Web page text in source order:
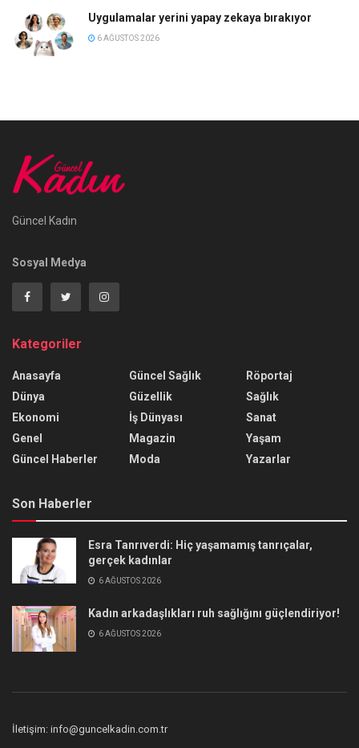
Uygulamalar yerini yapay zekaya bırakıyor
6 AĞUSTOS 2026
Güncel Kadın
Sosyal Medya
Kategoriler
Anasayfa
Dünya
Ekonomi
Genel
Güncel Haberler
Güncel Sağlık
Güzellik
İş Dünyası
Magazin
Moda
Röportaj
Sağlık
Sanat
Yaşam
Yazarlar
Son Haberler
Esra Tanrıverdi: Hiç yaşamamış tanrıçalar,
gerçek kadınlar
6 AĞUSTOS 2026
Kadın arkadaşlıkları ruh sağlığını güçlendiriyor!
6 AĞUSTOS 2026
İletişim: info@guncelkadin.com.tr